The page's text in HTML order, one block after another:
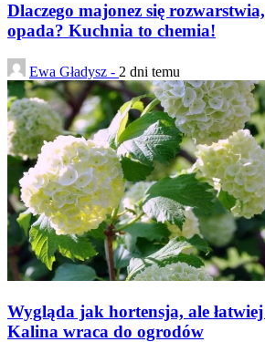
Dlaczego majonez się
opada? Kuchnia to chemia!
Ewa Gładysz - 2 dni temu
Wygląda jak hortensja, ale
Kalina wraca do ogrodów